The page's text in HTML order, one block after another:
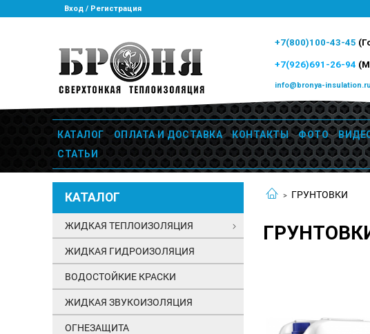
Вход / Регистрация
+7(800)100-43-45
+7(926)691-26-94
info@bronya-insulation.ru
КАТАЛОГ ОПЛАТА И ДОСТАВКА КОНТАКТЫ ФОТО
СТАТЬИ
ГРУНТОВКИ
КАТАЛОГ
ЖИДКАЯ ТЕПЛОИЗОЛЯЦИЯ
ЖИДКАЯ ГИДРОИЗОЛЯЦИЯ
ВОДОСТОЙКИЕ КРАСКИ
ЖИДКАЯ ЗВУКОИЗОЛЯЦИЯ
ОГНЕЗАЩИТА